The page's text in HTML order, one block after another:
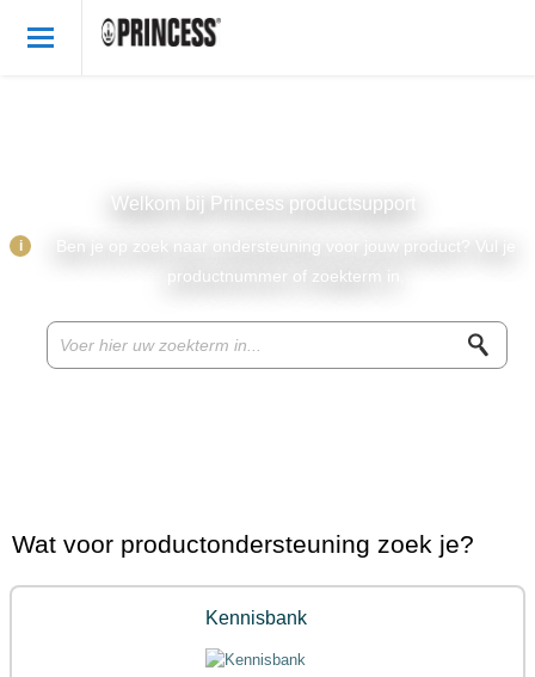
Princess producten
Princess onderdelen & accessoires
Recepten
Over Princess
Welkom bij Princess productsupport
Ben je op zoek naar ondersteuning voor jouw product? Vul je
productnummer of zoekterm in.
i
Wat voor productondersteuning zoek je?
Kennisbank